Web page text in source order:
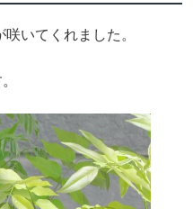
いてくれました。